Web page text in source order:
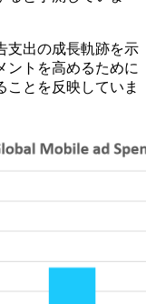
支出の成長軌跡を示
ントを高めるために
ことを反映していま